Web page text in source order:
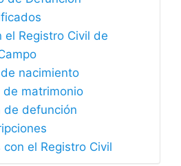
el Registro Civil de
nacimiento
de matrimonio
de defunción
el Registro Civil